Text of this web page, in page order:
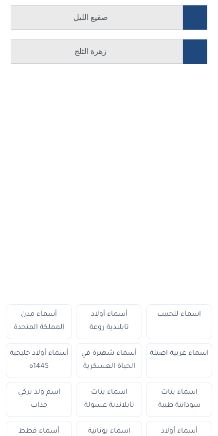
اسماء للحبيب
أسماء أولاد
تايلندية روعة
أسماء مدن
المملكة المتحدة
اسماء عربية اصيلة
أسماء شهيرة في
الحياة العسكرية
أسماء أولاد خليجية
1445ه
اسماء بنات
سودانية طيبة
اسماء بنات
تايلاندية عسولة
اسم ولد تركي
جذاب
أسماء أولاد
اسماء يونانية
أسماء قطط